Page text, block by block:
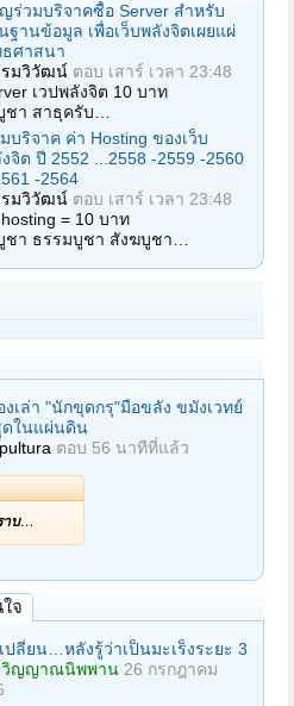
ร่วมบริจาคซื้อ Server สำหรับ
ฐานข้อมูล เพื่อเว็บพลังจิตเผยแผ่
ศาสนา
รมวิวัฒน์ ตอบ เสาร์ เวลา 23:48
เวปพลังจิต 10 บาท
ชา สาธุครับ…
บริจาค ค่า Hosting ของเว็บ
จิต ปี 2552 ...2558 -2559 -2560
-2564
รมวิวัฒน์ ตอบ เสาร์ เวลา 23:48
= 10 บาท
ชา ธรรมบูชา สังฆบูชา…
งเล่า "นักขุดกรุ"มือขลัง ขมังเวทย์
ในแผ่นดิน
ตอบ 56 นาทีที่แล้ว
าบ…
จ
ปลี่ยน…หลังรู้ว่าเป็นมะเร็งระยะ 3
วิญญาณนิพพาน 26 กรกฎาคม